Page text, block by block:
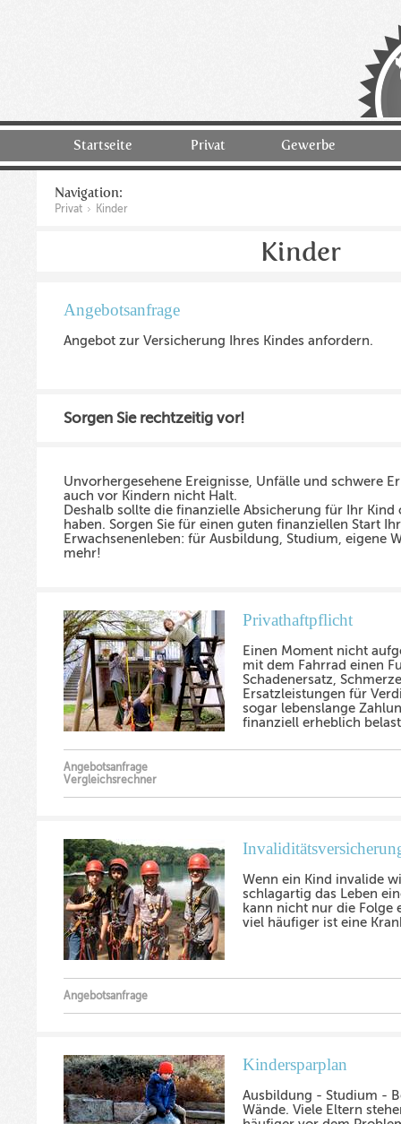
Startseite Privat Gewerbe
Navigation:
Privat Kinder
Kinder
Angebotsanfrage
Angebot zur Versicherung Ihres Kindes anfordern.
Sorgen Sie rechtzeitig vor!
Unvorhergesehene Ereignisse, Unfälle und schwere
auch vor Kindern nicht Halt.
Deshalb sollte die finanzielle Absicherung für Ihr Kind
haben. Sorgen Sie für einen guten finanziellen Start
Erwachsenenleben: für Ausbildung, Studium, eigene
mehr!
Privathaftpflicht
Einen Moment nicht
mit dem Fahrrad einen
Schadenersatz,
Ersatzleistungen für
sogar lebenslange
finanziell erheblich
Angebotsanfrage
Vergleichsrechner
Wenn ein Kind invalide
schlagartig das Leben
kann nicht nur die Folge
viel häufiger ist eine
Angebotsanfrage
Kindersparplan
Ausbildung - Studium -
Wände. Viele Eltern